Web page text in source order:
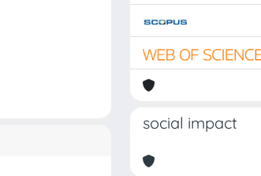
social impact